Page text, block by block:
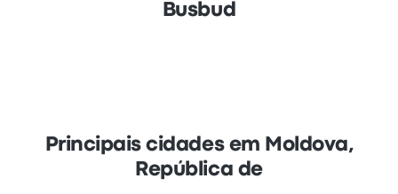
Busbud
Principais cidades em Moldova,
República de